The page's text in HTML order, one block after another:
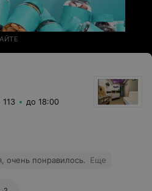
до 18:00
очень понравилось. Еще